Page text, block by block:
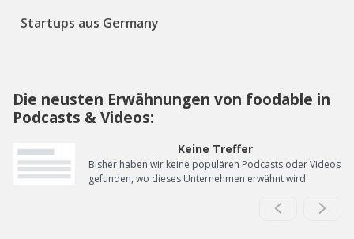
Startups aus Germany
Die neusten Erwähnungen von foodable in
Podcasts & Videos:
Keine Treffer
Bisher haben wir keine populären Podcasts oder Videos
gefunden, wo dieses Unternehmen erwähnt wird.